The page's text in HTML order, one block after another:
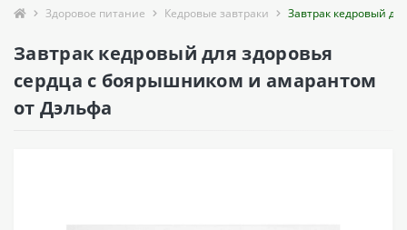
Здоровое питание Кедровые завтраки Завтрак кедровый
Завтрак кедровый для здоровья
сердца с боярышником и амарантом
от Дэльфа